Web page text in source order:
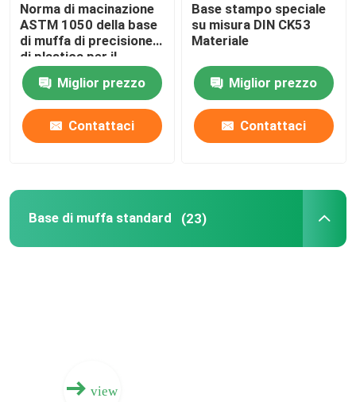
Norma di macinazione
ASTM 1050 della base
di muffa di precisione
di plastica per il
trattamento di
superficieMiglior prezzo
Contattaci
Base stampo speciale
su misura DIN CK53
Materiale
Miglior prezzo
Contattaci
Base di muffa standard (23)
view